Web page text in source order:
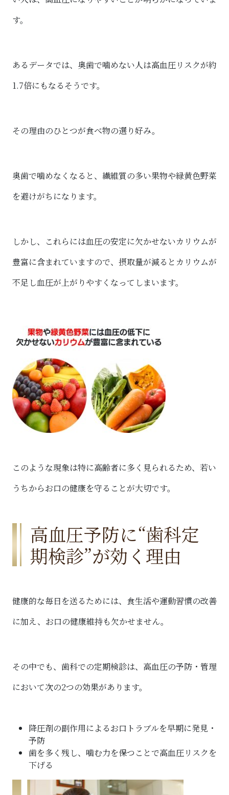
す。
あるデータでは、奥歯で噛めない人は高血圧リスクが約
1.7倍にもなるそうです。
その理由のひとつが食べ物の選り好み。
奥歯で噛めなくなると、繊維質の多い果物や緑黄色野菜
を避けがちになります。
しかし、これらには血圧の安定に欠かせないカリウムが
豊富に含まれていますので、摂取量が減るとカリウムが
不足し血圧が上がりやすくなってしまいます。
このような現象は特に高齢者に多く見られるため、若い
うちからお口の健康を守ることが大切です。
高血圧予防に“歯科定
期検診”が効く理由
健康的な毎日を送るためには、食生活や運動習慣の改善
に加え、お口の健康維持も欠かせません。
その中でも、歯科での定期検診は、高血圧の予防・管理
において次の2つの効果があります。
降圧剤の副作用によるお口トラブルを早期に発見・
予防
歯を多く残し、噛む力を保つことで高血圧リスクを
下げる